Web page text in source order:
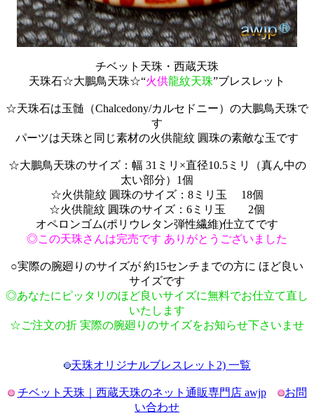
チベット天珠・西蔵天珠
天珠石☆大鵬鳥天珠☆“火供龍紋天珠”ブレスレット
☆天珠石は玉髄（Chalcedony/カルセドニー）の大鵬鳥天珠で
す
パーツは天珠と同じ素材の火供龍紋 圓珠の素敵な玉です
☆大鵬鳥天珠のサイズ：幅 31ミリ×直径10.5ミリ（真ん中の
太い部分）1個
☆火供龍紋 圓珠のサイズ：8ミリ玉 18個
☆火供龍紋 圓珠のサイズ：6ミリ玉 2個
オペロンゴム(ポリウレタン弾性繊維)仕立てです
◎この天珠さんは完売です ありがとうございました
○実際の腕廻りのサイズが 約15センチまでの方に ほど良い
サイズです
◎あなたにピッタリのほど良いサイズに無料でお仕立て直し
いたします
☆ご注文の折 実際の腕廻りのサイズをお知らせ下さいませ
天珠オリジナルブレスレット2) 一覧
チベット天珠｜西蔵天珠のネット通販専門店 awjp
お問
い合わせ